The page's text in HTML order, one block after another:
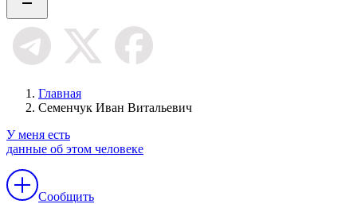
Главная
Семенчук Иван Витальевич
У меня есть
данные об этом человеке
Сообщить